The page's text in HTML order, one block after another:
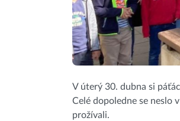
V úterý 30. dubna si
Celé dopoledne se neslo
prožívali.